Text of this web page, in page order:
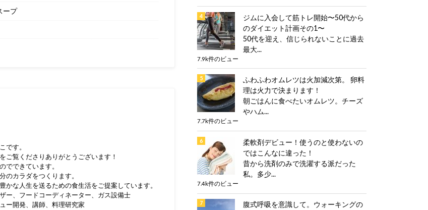
ープ
です。
ご覧くださりありがとうございます！
でできています。
のカラダをつくります。
かな人生を送るための食生活をご提案しています。
ー、フードコーディネーター、ガス設備士
ー開発、講師、料理研究家
ジムに入会して筋トレ開始〜50代から
のダイエット計画その1〜
50代を迎え、信じられないことに過去
最大...
7.9k件のビュー
ふわふわオムレツは火加減次第。 卵料
理は火力で決まります！
朝ごはんに食べたいオムレツ。チーズ
やハム...
7.7k件のビュー
柔軟剤デビュー！使うのと使わないの
ではこんなに違った！
昔から洗剤のみで洗濯する派だった
私。多少...
7.4k件のビュー
腹式呼吸を意識して。ウォーキングの